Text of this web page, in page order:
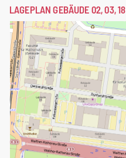
LAGEPLAN GEBÄUDE 02, 03, 18